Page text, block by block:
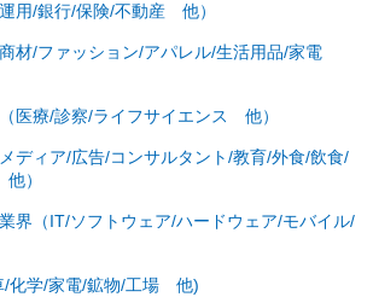
用/銀行/保険/不動産 他）
材/ファッション/アパレル/生活用品/家電
医療/診察/ライフサイエンス 他）
ディア/広告/コンサルタント/教育/外食/飲食/
）
界（IT/ソフトウェア/ハードウェア/モバイル/
/化学/家電/鉱物/工場 他)